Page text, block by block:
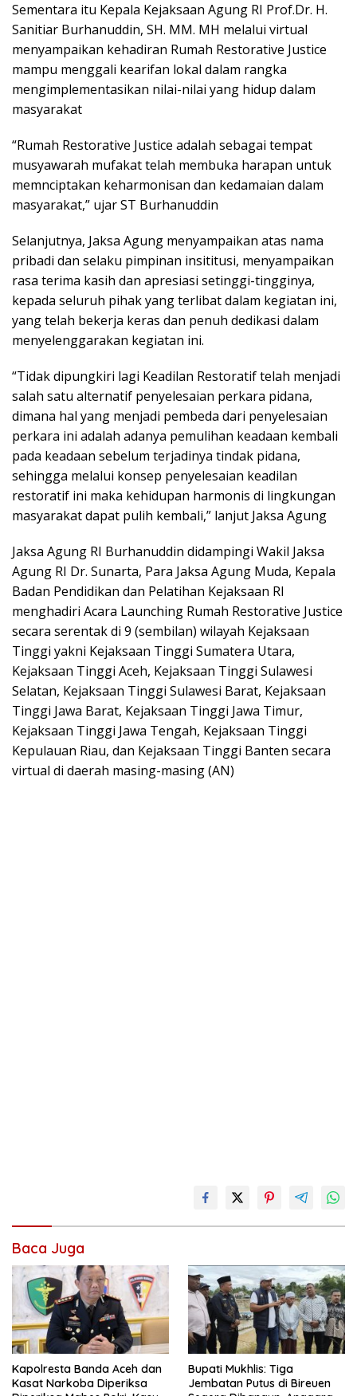
Sementara itu Kepala Kejaksaan Agung RI Prof.Dr. H.
Sanitiar Burhanuddin, SH. MM. MH melalui virtual
menyampaikan kehadiran Rumah Restorative Justice
mampu menggali kearifan lokal dalam rangka
mengimplementasikan nilai-nilai yang hidup dalam
masyarakat
“Rumah Restorative Justice adalah sebagai tempat
musyawarah mufakat telah membuka harapan untuk
memnciptakan keharmonisan dan kedamaian dalam
masyarakat,” ujar ST Burhanuddin
Selanjutnya, Jaksa Agung menyampaikan atas nama
pribadi dan selaku pimpinan insititusi, menyampaikan
rasa terima kasih dan apresiasi setinggi-tingginya,
kepada seluruh pihak yang terlibat dalam kegiatan ini,
yang telah bekerja keras dan penuh dedikasi dalam
menyelenggarakan kegiatan ini.
“Tidak dipungkiri lagi Keadilan Restoratif telah menjadi
salah satu alternatif penyelesaian perkara pidana,
dimana hal yang menjadi pembeda dari penyelesaian
perkara ini adalah adanya pemulihan keadaan kembali
pada keadaan sebelum terjadinya tindak pidana,
sehingga melalui konsep penyelesaian keadilan
restoratif ini maka kehidupan harmonis di lingkungan
masyarakat dapat pulih kembali,” lanjut Jaksa Agung
Jaksa Agung RI Burhanuddin didampingi Wakil Jaksa
Agung RI Dr. Sunarta, Para Jaksa Agung Muda, Kepala
Badan Pendidikan dan Pelatihan Kejaksaan RI
menghadiri Acara Launching Rumah Restorative Justice
secara serentak di 9 (sembilan) wilayah Kejaksaan
Tinggi yakni Kejaksaan Tinggi Sumatera Utara,
Kejaksaan Tinggi Aceh, Kejaksaan Tinggi Sulawesi
Selatan, Kejaksaan Tinggi Sulawesi Barat, Kejaksaan
Tinggi Jawa Barat, Kejaksaan Tinggi Jawa Timur,
Kejaksaan Tinggi Jawa Tengah, Kejaksaan Tinggi
Kepulauan Riau, dan Kejaksaan Tinggi Banten secara
virtual di daerah masing-masing (AN)
Baca Juga
Kapolresta Banda Aceh dan
Kasat Narkoba Diperiksa
Bupati Mukhlis: Tiga
Jembatan Putus di Bireuen